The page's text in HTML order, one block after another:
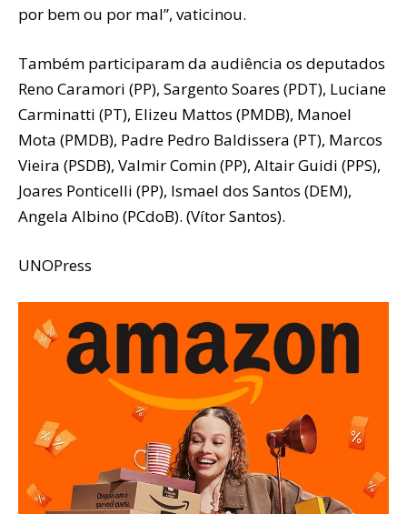
por bem ou por mal”, vaticinou.
Também participaram da audiência os deputados
Reno Caramori (PP), Sargento Soares (PDT), Luciane
Carminatti (PT), Elizeu Mattos (PMDB), Manoel
Mota (PMDB), Padre Pedro Baldissera (PT), Marcos
Vieira (PSDB), Valmir Comin (PP), Altair Guidi (PPS),
Joares Ponticelli (PP), Ismael dos Santos (DEM),
Angela Albino (PCdoB). (Vítor Santos).
UNOPress